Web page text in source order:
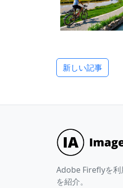
新しい記事
Adobe Fireflyを利
を紹介。